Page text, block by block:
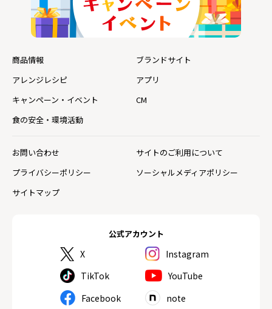
公式アカウント
X
Instagram
TikTok
YouTube
Facebook
note
商品情報
ブランドサイト
アレンジレシピ
アプリ
キャンペーン・イベント
CM
食の安全・環境活動
お問い合わせ
サイトのご利用について
プライバシーポリシー
ソーシャルメディアポリシー
サイトマップ